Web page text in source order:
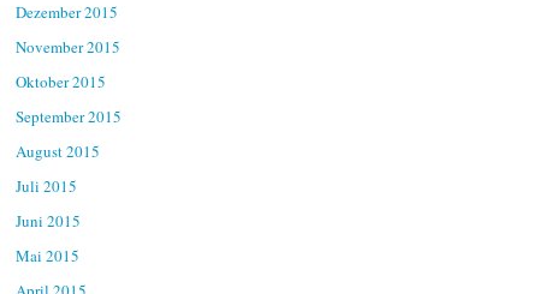
Dezember 2015
November 2015
Oktober 2015
September 2015
August 2015
Juli 2015
Juni 2015
Mai 2015